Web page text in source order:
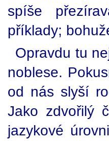
spíše
příklady;
Opravdu tu
noblese.
od nás slyší
Jako zdvořilý
jazykové